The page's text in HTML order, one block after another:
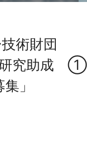
術財団
研究助成 ①
」